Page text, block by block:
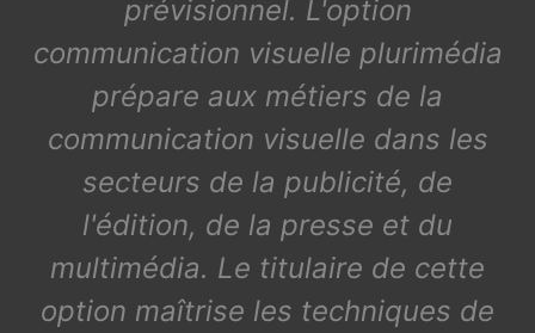
prévisionnel. L'option
communication visuelle plurimédia
prépare aux métiers de la
communication visuelle dans les
secteurs de la publicité, de
l'édition, de la presse et du
multimédia. Le titulaire de cette
option maîtrise les techniques de